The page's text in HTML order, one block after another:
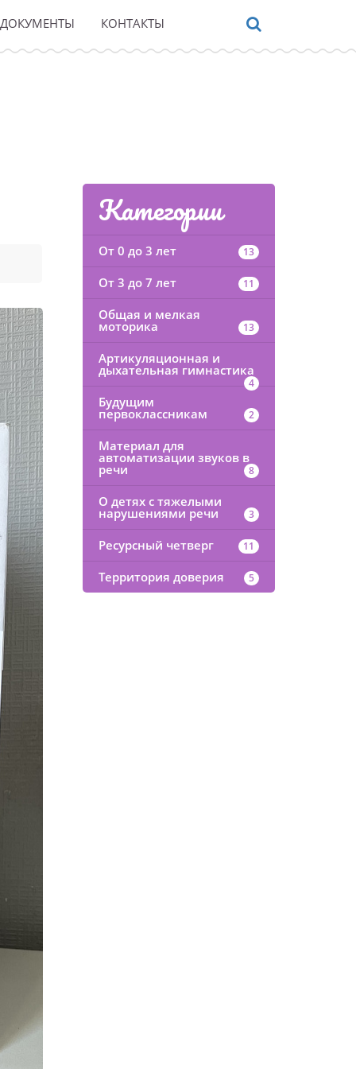
ДОКУМЕНТЫ КОНТАКТЫ
Категории
От 0 до 3 лет 13
От 3 до 7 лет 11
Общая и мелкая
моторика 13
Артикуляционная и
дыхательная гимнастика
4
Будущим
первоклассникам 2
Материал для
автоматизации звуков в
речи 8
О детях с тяжелыми
нарушениями речи 3
Ресурсный четверг 11
Территория доверия 5